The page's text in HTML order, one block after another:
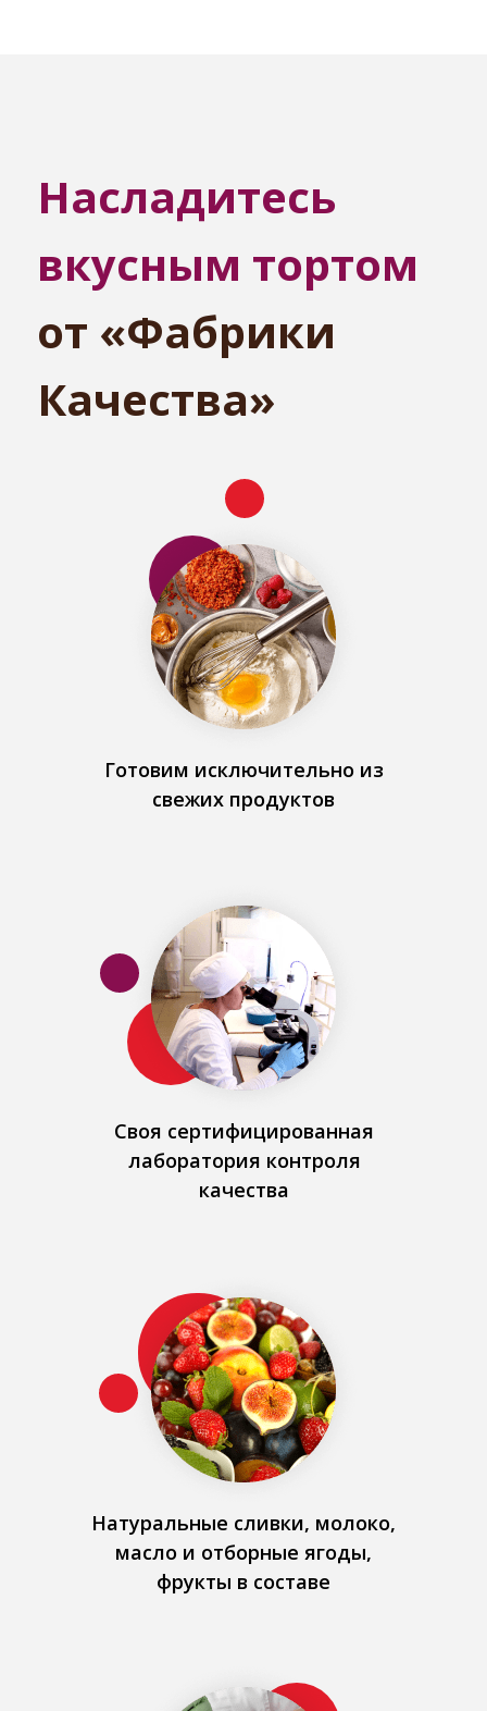
Насладитесь
вкусным тортом
от «Фабрики
Качества»
Готовим исключительно из
свежих продуктов
Натуральные сливки, молоко,
масло и отборные ягоды,
фрукты в составе
Своя сертифицированная
лаборатория контроля
качества